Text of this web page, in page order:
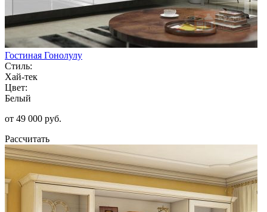
Гостиная Гонолулу
Стиль:
Хай-тек
Цвет:
Белый
от 49 000 руб.
Рассчитать